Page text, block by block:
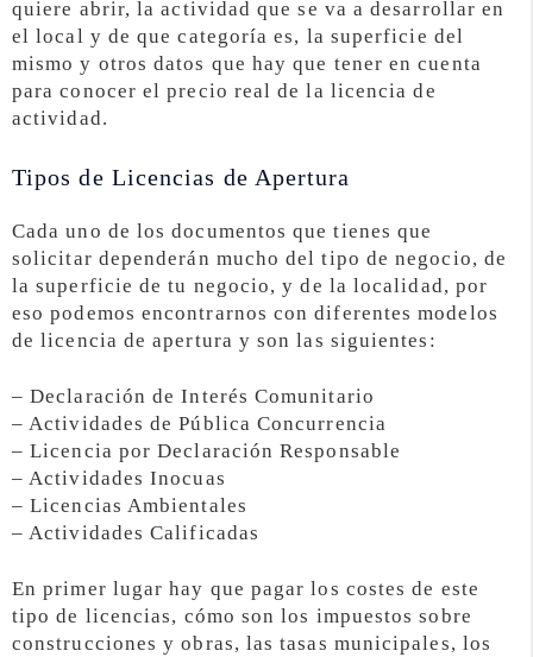
quiere abrir, la actividad que se va a desarrollar en
el local y de que categoría es, la superficie del
mismo y otros datos que hay que tener en cuenta
para conocer el precio real de la licencia de
actividad.
Tipos de Licencias de Apertura
Cada uno de los documentos que tienes que
solicitar dependerán mucho del tipo de negocio, de
la superficie de tu negocio, y de la localidad, por
eso podemos encontrarnos con diferentes modelos
de licencia de apertura y son las siguientes:
– Declaración de Interés Comunitario
– Actividades de Pública Concurrencia
– Licencia por Declaración Responsable
– Actividades Inocuas
– Licencias Ambientales
– Actividades Calificadas
En primer lugar hay que pagar los costes de este
tipo de licencias, cómo son los impuestos sobre
construcciones y obras, las tasas municipales, los